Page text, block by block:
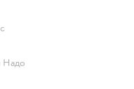
Надо